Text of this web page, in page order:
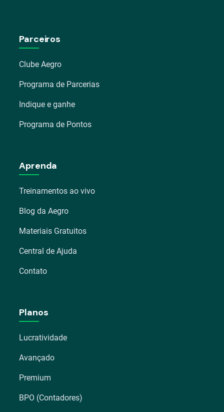
Parceiros
Clube Aegro
Programa de Parcerias
Indique e ganhe
Programa de Pontos
Aprenda
Treinamentos ao vivo
Blog da Aegro
Materiais Gratuitos
Central de Ajuda
Contato
Planos
Lucratividade
Avançado
Premium
BPO (Contadores)